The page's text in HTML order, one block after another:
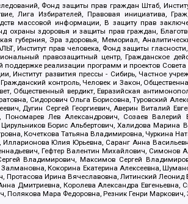
Фонд защиты прав граждан Штаб,
Избирателей, Правовая инициатива,
массовой информации, В защиту прав
охраны здоровья и защиты прав граждан,
губерния, Эра здоровья, Мемориал,
прав человека, Фонд защиты
правозащитный центр, Гражданское
реализации программ и проектов Совета
развития прессы - Сибирь, Частное
контроль, Человек и Закон,
Общественный вердикт, Евразийская
Сидорович Ольга Борисовна, Туровский
Дугин Сергей Георгиевич, Аверин Виталий
Лев Александрович, Созаев Валерий
Борис Альбертович, Халидова
Кочеткова Татьяна Владимировна, Чуркина
Юлия Юрьевна, Саранг Анна
Гефтер Валентин Михайлович, Симонов
Владимирович, Максимов Сергей
Кокорина Екатерина Алексеевна,
Ирина Вячеславовна, Литинский
Дмитриевна, Королева Александра
Мара Федоровна, Резник Генри Маркович,